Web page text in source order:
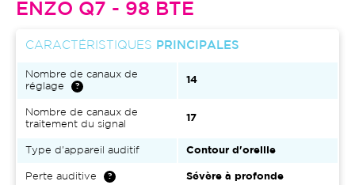
ENZO Q7 - 98 BTE
CARACTÉRISTIQUES PRINCIPALES
Nombre de canaux de
réglage
14
Nombre de canaux de
traitement du signal
17
Type d'appareil auditif Contour d'oreille
Perte auditive Sévère à profonde